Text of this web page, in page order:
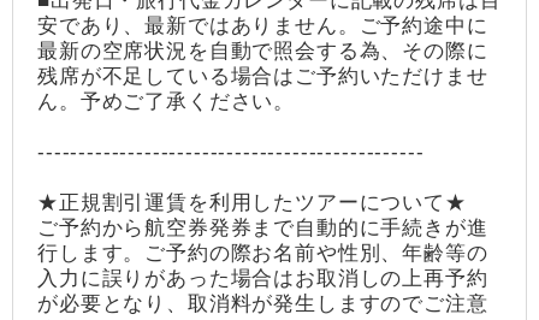
安であり、最新ではありません。ご予約途中に
最新の空席状況を自動で照会する為、その際に
残席が不足している場合はご予約いただけませ
ん。予めご了承ください。
-----------------------------------------------
★正規割引運賃を利用したツアーについて★
ご予約から航空券発券まで自動的に手続きが進
行します。ご予約の際お名前や性別、年齢等の
入力に誤りがあった場合はお取消しの上再予約
が必要となり、取消料が発生しますのでご注意